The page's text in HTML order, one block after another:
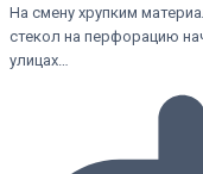
На смену хрупким
стекол на перфорацию
улицах…